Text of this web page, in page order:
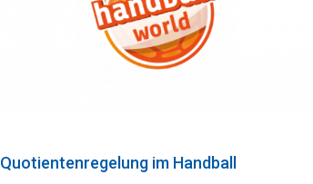
Quotientenregelung im Handball